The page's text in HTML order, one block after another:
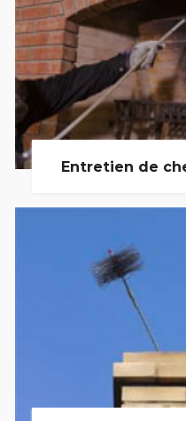
Entretien de